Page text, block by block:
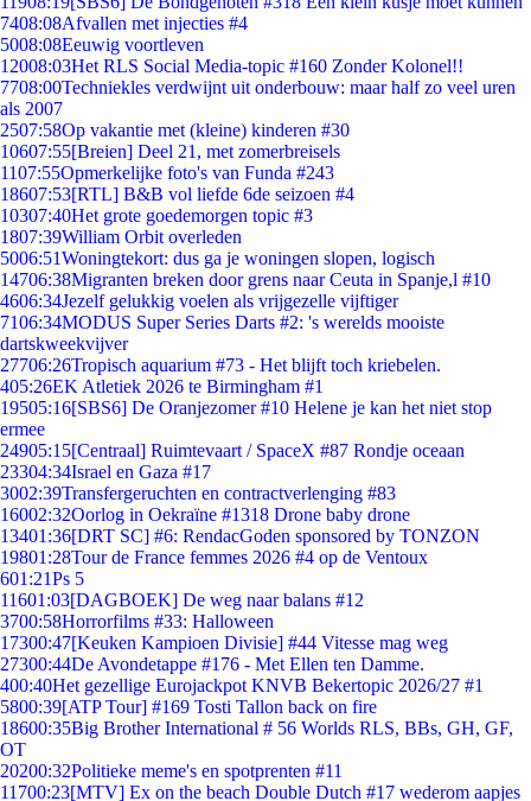
7408:08Afvallen met injecties #4
5008:08Eeuwig voortleven
12008:03Het RLS Social Media-topic #160 Zonder Kolonel!!
7708:00Techniekles verdwijnt uit onderbouw: maar half zo veel uren
als 2007
2507:58Op vakantie met (kleine) kinderen #30
10607:55[Breien] Deel 21, met zomerbreisels
1107:55Opmerkelijke foto's van Funda #243
18607:53[RTL] B&B vol liefde 6de seizoen #4
10307:40Het grote goedemorgen topic #3
1807:39William Orbit overleden
5006:51Woningtekort: dus ga je woningen slopen, logisch
14706:38Migranten breken door grens naar Ceuta in Spanje,l #10
4606:34Jezelf gelukkig voelen als vrijgezelle vijftiger
7106:34MODUS Super Series Darts #2: 's werelds mooiste
dartskweekvijver
27706:26Tropisch aquarium #73 - Het blijft toch kriebelen.
405:26EK Atletiek 2026 te Birmingham #1
19505:16[SBS6] De Oranjezomer #10 Helene je kan het niet stop
ermee
24905:15[Centraal] Ruimtevaart / SpaceX #87 Rondje oceaan
23304:34Israel en Gaza #17
3002:39Transfergeruchten en contractverlenging #83
16002:32Oorlog in Oekraïne #1318 Drone baby drone
13401:36[DRT SC] #6: RendacGoden sponsored by TONZON
19801:28Tour de France femmes 2026 #4 op de Ventoux
601:21Ps 5
11601:03[DAGBOEK] De weg naar balans #12
3700:58Horrorfilms #33: Halloween
17300:47[Keuken Kampioen Divisie] #44 Vitesse mag weg
27300:44De Avondetappe #176 - Met Ellen ten Damme.
400:40Het gezellige Eurojackpot KNVB Bekertopic 2026/27 #1
5800:39[ATP Tour] #169 Tosti Tallon back on fire
18600:35Big Brother International # 56 Worlds RLS, BBs, GH, GF,
OT
20200:32Politieke meme's en spotprenten #11
11700:23[MTV] Ex on the beach Double Dutch #17 wederom aapjes